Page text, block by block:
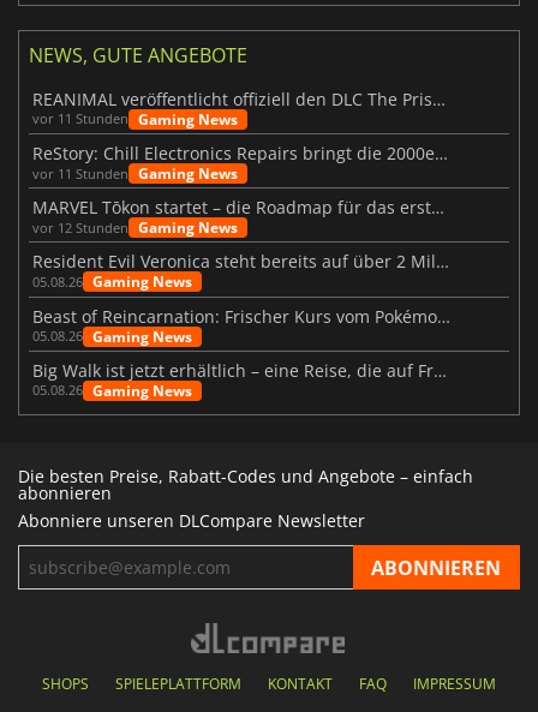
NEWS, GUTE ANGEBOTE
REANIMAL veröffentlicht offiziell den DLC The Prisoner
vor 11 Stunden Gaming News
ReStory: Chill Electronics Repairs bringt die 2000er zurück
vor 11 Stunden Gaming News
MARVEL Tōkon startet – die Roadmap für das erste Jahr wurde vorgestellt
vor 12 Stunden Gaming News
Resident Evil Veronica steht bereits auf über 2 Millionen Wunschlisten
05.08.26 Gaming News
Beast of Reincarnation: Frischer Kurs vom Pokémon-Studio
05.08.26 Gaming News
Big Walk ist jetzt erhältlich – eine Reise, die auf Freundschaft basiert
05.08.26 Gaming News
Die besten Preise, Rabatt-Codes und Angebote – einfach
abonnieren
Abonniere unseren DLCompare Newsletter
SHOPS SPIELEPLATTFORM KONTAKT FAQ IMPRESSUM